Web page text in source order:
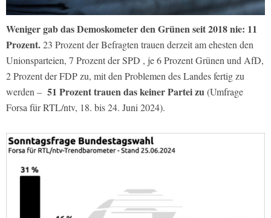
Weniger gab das Demoskometer den Grünen seit 2018 nie: 11
Prozent.23 Prozent der Befragten trauen derzeit am ehesten den
Unionsparteien, 7 Prozent der SPD , je 6 Prozent Grünen und AfD,
2 Prozent der FDP zu, mit den Problemen des Landes fertig zu
werden – 51 Prozent trauen das keiner Partei zu(Umfrage
Forsa für RTL/ntv, 18. bis 24. Juni 2024).